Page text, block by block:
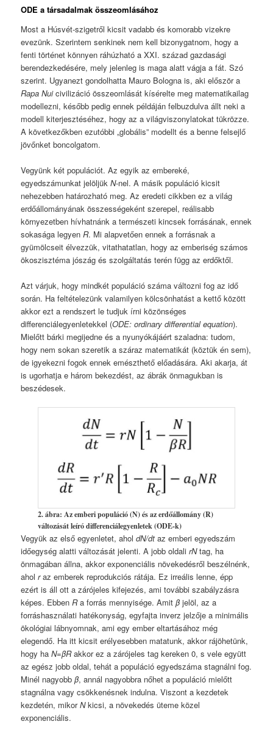
ODE a társadalmak összeomlásához
Most a Húsvét-szigetről kicsit vadabb és komorabb vizekre
evezünk. Szerintem senkinek nem kell bizonygatnom, hogy a
fenti történet könnyen ráhúzható a XXI. század gazdasági
berendezkedésére, mely jelenleg is maga alatt vágja a fát. Szó
szerint. Ugyanezt gondolhatta Mauro Bologna is, aki először a
Rapa Nuicivilizáció összeomlását kísérelte meg matematikailag
modellezni, később pedig ennek példáján felbuzdulva állt neki a
modell kiterjesztéséhez, hogy az a világviszonylatokat tükrözze.
A következőkben ezutóbbi „globális” modellt és a benne felsejlő
jövőnket boncolgatom.
Vegyünk két populációt. Az egyik az embereké,
egyedszámunkat jelöljükN-nel. A másik populáció kicsit
nehezebben határozható meg. Az eredeti cikkben ez a világ
erdőállományának összességeként szerepel, reálisabb
környezetben hívhatnánk a természeti kincsek forrásának, ennek
sokasága legyenR. Mi alapvetően ennek a forrásnak a
gyümölcseit élvezzük, vitathatatlan, hogy az emberiség számos
ökoszisztéma jószág és szolgáltatás terén függ az erdőktől.
Azt várjuk, hogy mindkét populáció száma változni fog az idő
során. Ha feltételezünk valamilyen kölcsönhatást a kettő között
akkor ezt a rendszert le tudjuk írni közönséges
differenciálegyenletekkel (ODE: ordinary differential equation).
Mielőtt bárki megijedne és a nyunyókájáért szaladna: tudom,
hogy nem sokan szeretik a száraz matematikát (köztük én sem),
de igyekezni fogok ennek emészthető előadására. Aki akarja, át
is ugorhatja e három bekezdést, az ábrák önmagukban is
beszédesek.
2. ábra: Az emberi populáció (N) és az erdőállomány (R)
változását leíró differenciálegyenletek (ODE-k)
Vegyük az első egyenletet, aholdN/dt az emberi egyedszám
időegység alatti változását jelenti. A jobb oldalirNtag, ha
önmagában állna, akkor exponenciális növekedésről beszélnénk,
aholraz emberek reprodukciós rátája. Ez irreális lenne, épp
ezért is áll ott a zárójeles kifejezés, ami további szabályzásra
képes. EbbenRa forrás mennyisége. Amitβ jelöl, az a
forráshasználati hatékonyság, egyfajta inverz jelzője a minimális
ökológiai lábnyomnak, ami egy ember eltartásához még
elegendő. Ha itt kicsit erélyesebben matatunk, akkor rájöhetünk,
hogy haN=βRakkor ez a zárójeles tag kereken 0, s vele együtt
az egész jobb oldal, tehát a populáció egyedszáma stagnálni fog.
Minél nagyobbβ, annál nagyobbra nőhet a populáció mielőtt
stagnálna vagy csökkenésnek indulna. Viszont a kezdetek
kezdetén, mikorNkicsi, a növekedés üteme közel
exponenciális.